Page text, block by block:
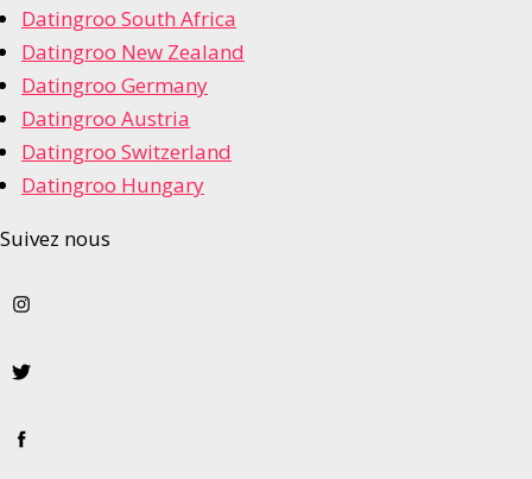
Datingroo South Africa
Datingroo New Zealand
Datingroo Germany
Datingroo Austria
Datingroo Switzerland
Datingroo Hungary
Suivez nous